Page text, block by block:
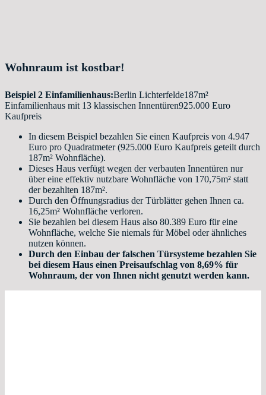
Wohnraum ist kostbar!
Beispiel 2 Einfamilienhaus:Berlin Lichterfelde187m²
Einfamilienhaus mit 13 klassischen Innentüren925.000 Euro
Kaufpreis
In diesem Beispiel bezahlen Sie einen Kaufpreis von 4.947
Euro pro Quadratmeter (925.000 Euro Kaufpreis geteilt durch
187m² Wohnfläche).
Dieses Haus verfügt wegen der verbauten Innentüren nur
über eine effektiv nutzbare Wohnfläche von 170,75m² statt
der bezahlten 187m².
Durch den Öffnungsradius der Türblätter gehen Ihnen ca.
16,25m² Wohnfläche verloren.
Sie bezahlen bei diesem Haus also 80.389 Euro für eine
Wohnfläche, welche Sie niemals für Möbel oder ähnliches
nutzen können.
Durch den Einbau der falschen Türsysteme bezahlen Sie
bei diesem Haus einen Preisaufschlag von 8,69% für
Wohnraum, der von Ihnen nicht genutzt werden kann.